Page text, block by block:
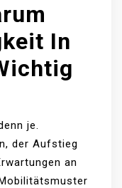
In
je.
der Aufstieg
an